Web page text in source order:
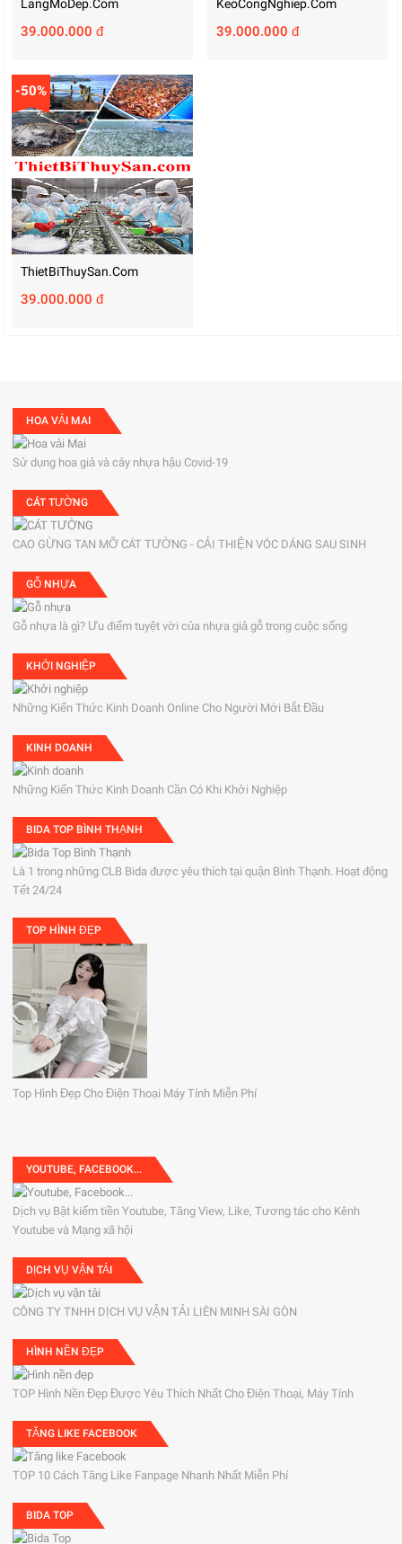
LangMoDep.com
39.000.000 đ
KeoCongNghiep.com
39.000.000 đ
-50%
ThietBiThuySan.com
39.000.000 đ
HOA VẢI MAI
Sử dụng hoa giả và cây nhựa hậu Covid-19
CÁT TƯỜNG
CAO GỪNG TAN MỠ CÁT TƯỜNG - CẢI THIỆN VÓC DÁNG SAU SINH
GỖ NHỰA
Gỗ nhựa là gì? Ưu điểm tuyệt vời của nhựa giả gỗ trong cuộc sống
KHỞI NGHIỆP
Những Kiến Thức Kinh Doanh Online Cho Người Mới Bắt Đầu
KINH DOANH
Những Kiến Thức Kinh Doanh Cần Có Khi Khởi Nghiệp
BIDA TOP BÌNH THẠNH
Là 1 trong những CLB Bida được yêu thích tại quận Bình Thạnh. Hoạt động
Tết 24/24
TOP HÌNH ĐẸP
Top Hình Đẹp Cho Điện Thoại Máy Tính Miễn Phí
YOUTUBE, FACEBOOK...
Dịch vụ Bật kiếm tiền Youtube, Tăng View, Like, Tương tác cho Kênh
Youtube và Mạng xã hội
DỊCH VỤ VẬN TẢI
CÔNG TY TNHH DỊCH VỤ VẬN TẢI LIÊN MINH SÀI GÒN
HÌNH NỀN ĐẸP
TOP Hình Nền Đẹp Được Yêu Thích Nhất Cho Điện Thoại, Máy Tính
TĂNG LIKE FACEBOOK
TOP 10 Cách Tăng Like Fanpage Nhanh Nhất Miễn Phí
BIDA TOP